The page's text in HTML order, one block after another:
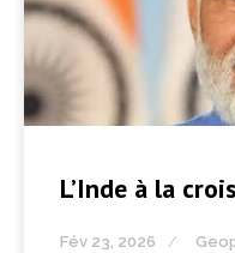
L’Inde à la
Fév 23, 2026